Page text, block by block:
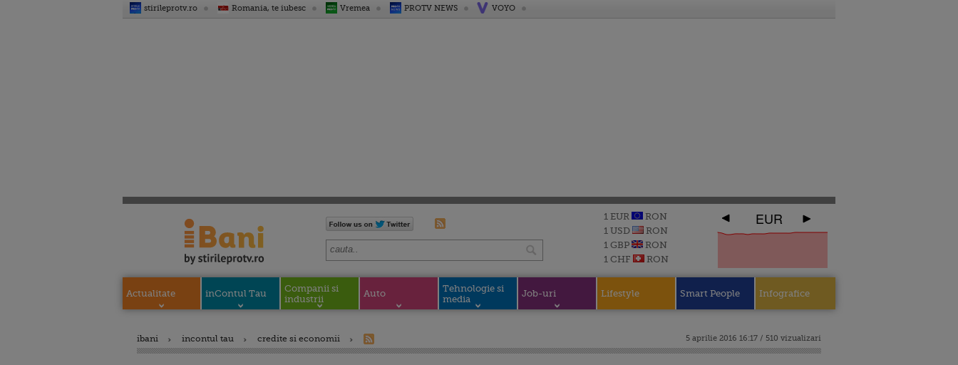
stirileprotv.ro Romania, te iubesc Vremea PROTV NEWS VOYO
1 EUR
RON
1 USD
RON
1 GBP
RON
1 CHF
RON
EUR
Actualitate inContul Tau
Companii si
industrii
Auto
Tehnologie si
media
Job-uri Lifestyle Smart People Infografice
ibani incontul tau credite si economii 5 aprilie 2016 16:17 / 510 vizualizari